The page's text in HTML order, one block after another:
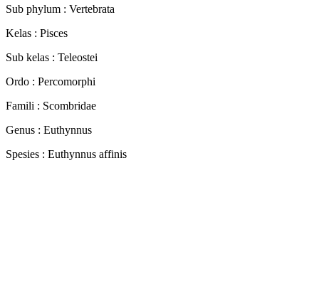
Sub phylum : Vertebrata
Kelas : Pisces
Sub kelas : Teleostei
Ordo : Percomorphi
Famili : Scombridae
Genus : Euthynnus
Spesies : Euthynnus affinis